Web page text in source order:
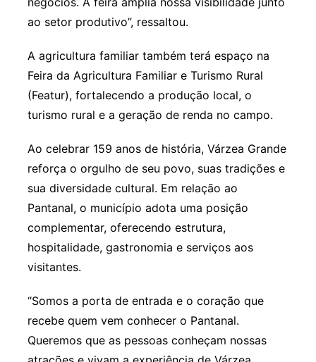
ao setor produtivo”, ressaltou.
A agricultura familiar também terá espaço na
Feira da Agricultura Familiar e Turismo Rural
(Featur), fortalecendo a produção local, o
turismo rural e a geração de renda no campo.
Ao celebrar 159 anos de história, Várzea Grande
reforça o orgulho de seu povo, suas tradições e
sua diversidade cultural. Em relação ao
Pantanal, o município adota uma posição
complementar, oferecendo estrutura,
hospitalidade, gastronomia e serviços aos
visitantes.
“Somos a porta de entrada e o coração que
recebe quem vem conhecer o Pantanal.
Queremos que as pessoas conheçam nossas